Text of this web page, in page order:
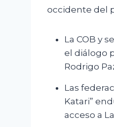
occidente del
La COB y
el diálogo
Rodrigo
Las
Katari”
acceso a